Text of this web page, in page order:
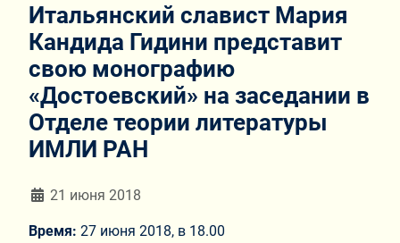
Итальянский славист Мария
Кандида Гидини представит
свою монографию
«Достоевский» на заседании в
Отделе теории литературы
ИМЛИ РАН
Информация о материале
21 июня 2018
Время: 27 июня 2018, в 18.00